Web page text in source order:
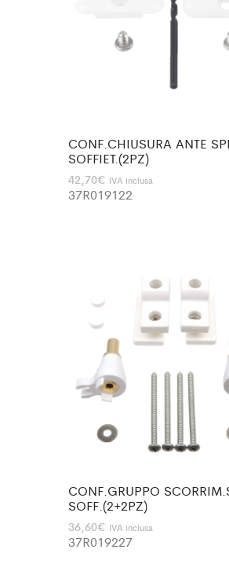
CONF.CHIUSURA ANTE
SOFFIET.(2PZ)
42,70€ IVA inclusa
37R019122
CONF.GRUPPO
SOFF.(2+2PZ)
36,60€ IVA inclusa
37R019227